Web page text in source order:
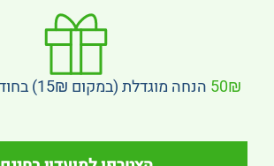
50₪ הנחה מוגדלת (במקום 15₪) בחודש יום ההולדת